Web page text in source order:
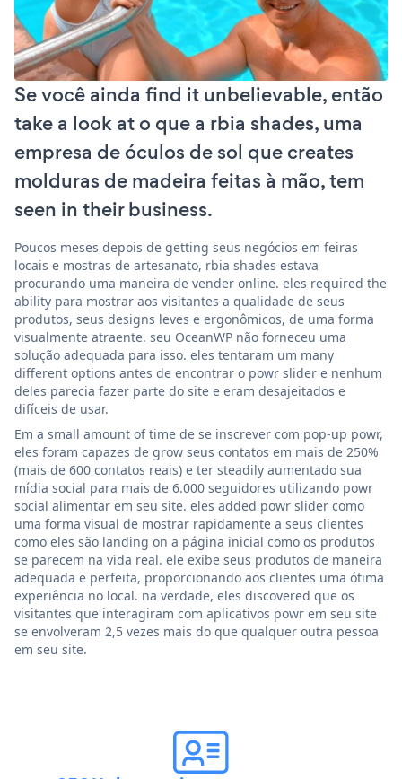
Se você ainda find it unbelievable, então
take a look at o que a rbia shades, uma
empresa de óculos de sol que creates
molduras de madeira feitas à mão, tem
seen in their business.
Poucos meses depois de getting seus negócios em feiras
locais e mostras de artesanato, rbia shades estava
procurando uma maneira de vender online. eles required the
ability para mostrar aos visitantes a qualidade de seus
produtos, seus designs leves e ergonômicos, de uma forma
visualmente atraente. seu OceanWP não forneceu uma
solução adequada para isso. eles tentaram um many
different options antes de encontrar o powr slider e nenhum
deles parecia fazer parte do site e eram desajeitados e
difíceis de usar.
Em a small amount of time de se inscrever com pop-up powr,
eles foram capazes de grow seus contatos em mais de 250%
(mais de 600 contatos reais) e ter steadily aumentado sua
mídia social para mais de 6.000 seguidores utilizando powr
social alimentar em seu site. eles added powr slider como
uma forma visual de mostrar rapidamente a seus clientes
como eles são landing on a página inicial como os produtos
se parecem na vida real. ele exibe seus produtos de maneira
adequada e perfeita, proporcionando aos clientes uma ótima
experiência no local. na verdade, eles discovered que os
visitantes que interagiram com aplicativos powr em seu site
se envolveram 2,5 vezes mais do que qualquer outra pessoa
em seu site.